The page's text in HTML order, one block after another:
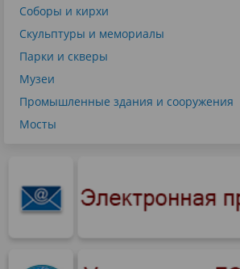
Соборы и кирхи
Скульптуры и мемориалы
Парки и скверы
Музеи
Промышленные здания и сооружения
Мосты